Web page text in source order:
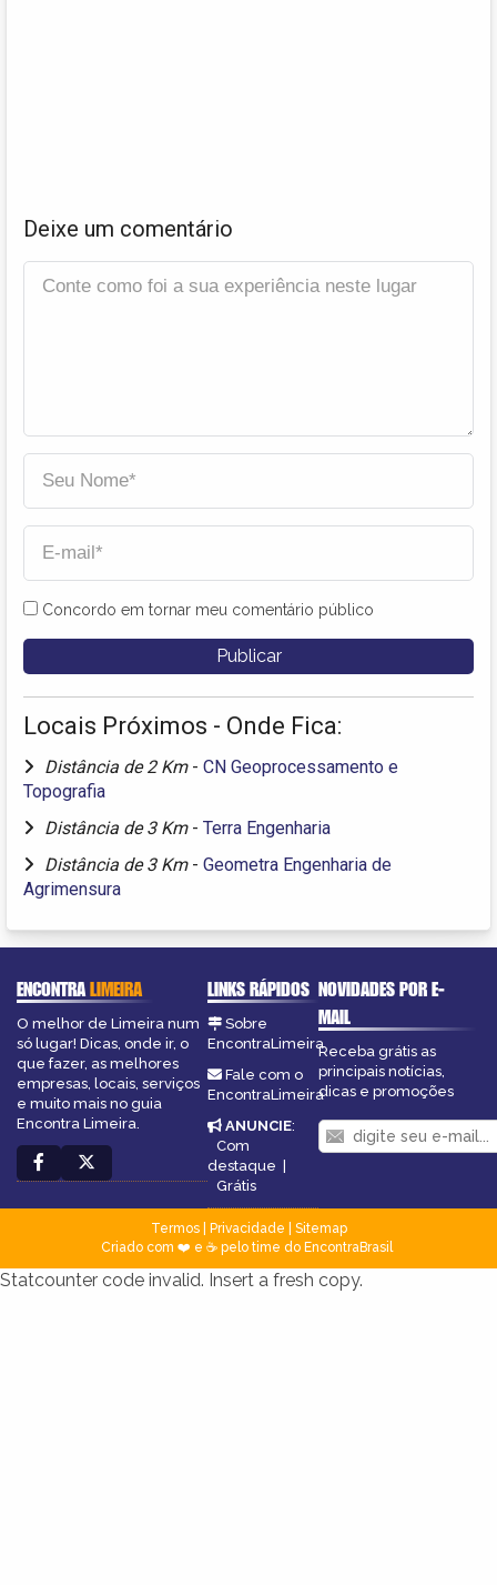
Deixe um comentário
Concordo em tornar meu comentário público
Locais Próximos - Onde Fica:
Distância de 2 Km - CN Geoprocessamento e
Topografia
Distância de 3 Km - Terra Engenharia
Distância de 3 Km - Geometra Engenharia de
Agrimensura
ENCONTRALIMEIRA
O melhor de Limeira num
só lugar! Dicas, onde ir, o
que fazer, as melhores
empresas, locais, serviços
e muito mais no guia
Encontra Limeira.
LINKS RÁPIDOS
Sobre
EncontraLimeira
Fale com o
EncontraLimeira
ANUNCIE:
Com
destaque |
Grátis
NOVIDADES POR E-
MAIL
Receba grátis as
principais notícias,
dicas e promoções
Termos| Privacidade
Sitemap
Criado com ❤️ e ☕ pelo time do EncontraBrasil
Statcounter code invalid. Insert a fresh copy.